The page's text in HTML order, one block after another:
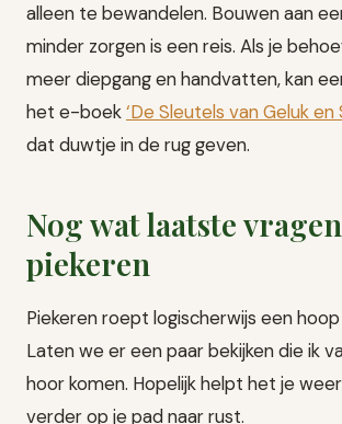
alleen te bewandelen. Bouwen aan
minder zorgen is een reis. Als je
meer diepgang en handvatten, kan
het e-boek‘De Sleutels van Geluk en
dat duwtje in de rug geven.
Nog wat laatste
piekeren
Piekeren roept logischerwijs een
Laten we er een paar bekijken die ik
hoor komen. Hopelijk helpt het je
verder op je pad naar rust.